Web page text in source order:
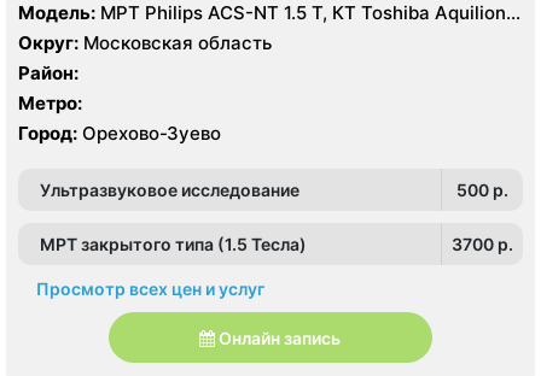
Модель: МРТ Philips ACS-NT 1.5 Т, КТ Toshiba Aquilion
64 среза, УЗИ
Округ: Московская область
Район:
Метро:
Город: Орехово-Зуево
Ультразвуковое исследование 500 p.
МРТ закрытого типа (1.5 Тесла) 3700 p.
Просмотр всех цен и услуг
Онлайн запись